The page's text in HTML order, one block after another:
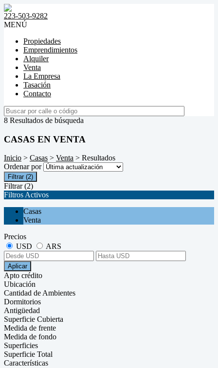
223-503-9282
MENÚ
Propiedades
Emprendimientos
Alquiler
Venta
La Empresa
Tasación
Contacto
8 Resultados de búsqueda
CASAS EN VENTA
Inicio > Casas > Venta > Resultados
Ordenar por
Filtrar (2)
Filtrar (2)
Filtros Activos
Casas
Venta
Precios
USD
ARS
Aplicar
Apto crédito
Ubicación
Cantidad de Ambientes
Dormitorios
Antigüedad
Superficie Cubierta
Medida de frente
Medida de fondo
Superficies
Superficie Total
Características